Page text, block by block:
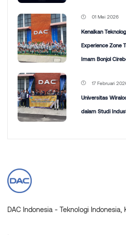
01 Mei 2026
Kenalkan
Experience Zone
Imam Bonjol
17 Februari
Universitas
dalam Studi
DAC Indonesia - Teknologi Indonesia,